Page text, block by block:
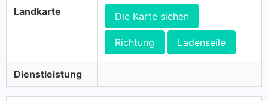
Landkarte Die Karte siehen
Richtung Ladenseile
Dienstleistung